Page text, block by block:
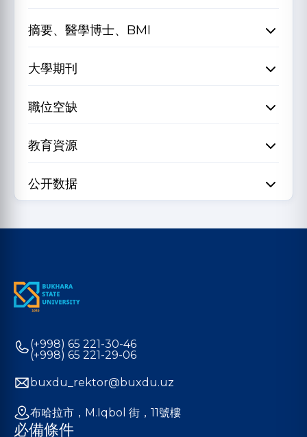
摘要、醫學博士、BMI
大學期刊
職位空缺
教育資源
公开数据
(+998) 65 221-30-46
(+998) 65 221-29-06
buxdu_rektor@buxdu.uz
布哈拉市，M.Iqbol 街，11號樓
必備條件